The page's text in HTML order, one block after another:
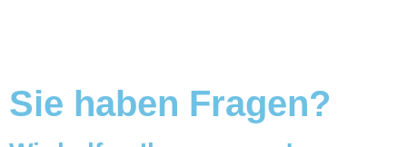
Sie haben Fragen?